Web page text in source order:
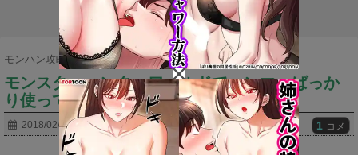
モンハン攻略まとめ隊 >武器・防具 >ハンマー >
モンスターハンターワールドでハンマーばっか
り使ってる奴ｗｗｗｗｗｗｗ
2018/02/03 2018/02/03 1 コメ